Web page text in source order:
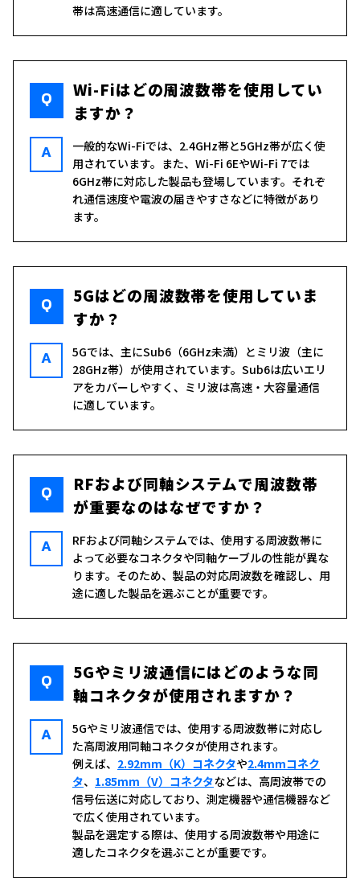
帯は高速通信に適しています。
Q
Wi-Fiはどの周波数帯を使用してい
ますか？
A
一般的なWi-Fiでは、2.4GHz帯と5GHz帯が広く使
用されています。また、Wi-Fi 6EやWi-Fi 7では
6GHz帯に対応した製品も登場しています。それぞ
れ通信速度や電波の届きやすさなどに特徴があり
ます。
Q
5Gはどの周波数帯を使用していま
すか？
A
5Gでは、主にSub6（6GHz未満）とミリ波（主に
28GHz帯）が使用されています。Sub6は広いエリ
アをカバーしやすく、ミリ波は高速・大容量通信
に適しています。
Q
RFおよび同軸システムで周波数帯
が重要なのはなぜですか？
A
RFおよび同軸システムでは、使用する周波数帯に
よって必要なコネクタや同軸ケーブルの性能が異な
ります。そのため、製品の対応周波数を確認し、用
途に適した製品を選ぶことが重要です。
Q
5Gやミリ波通信にはどのような同
軸コネクタが使用されますか？
A
5Gやミリ波通信では、使用する周波数帯に対応し
た高周波用同軸コネクタが使用されます。
例えば、 2.92mm（K）コネクタや2.4mmコネク
タ、 1.85mm（V）コネクタなどは、高周波帯での
信号伝送に対応しており、測定機器や通信機器など
で広く使用されています。
製品を選定する際は、使用する周波数帯や用途に
適したコネクタを選ぶことが重要です。